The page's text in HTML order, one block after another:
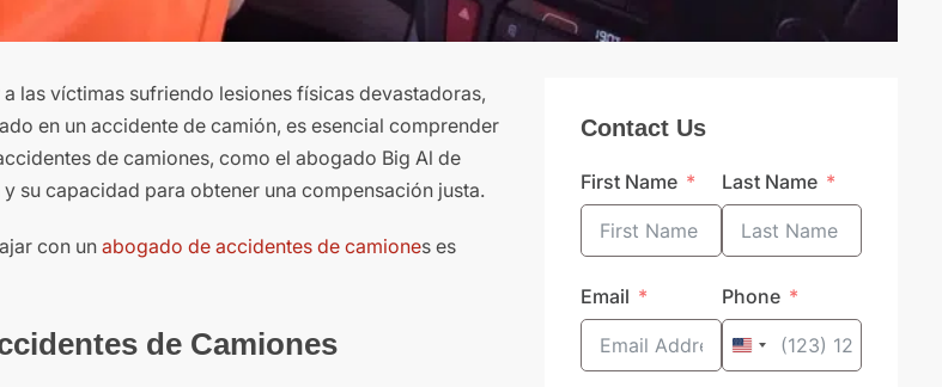
las víctimas sufriendo lesiones físicas devastadoras,
en un accidente de camión, es esencial comprender
de camiones, como el abogado Big Al de
su capacidad para obtener una compensación justa.
con un abogado de accidentes de camiones es
de Camiones
Contact Us
First Name Last Name
Email Phone
United